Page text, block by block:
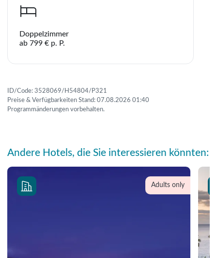
Doppelzimmer
ab 799 € p. P.
ID/Code: 3528069/H54804/P321
Preise & Verfügbarkeiten Stand: 07.08.2026 01:40
Programmänderungen vorbehalten.
Teile diese Reise
Telegram
Link kopieren
Andere Hotels, die Sie interessieren könnten:
Adults only